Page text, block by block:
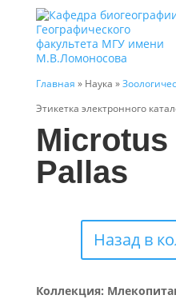
Главная » Наука »
Этикетка электронного
Pallas
Назад в
Коллекция: